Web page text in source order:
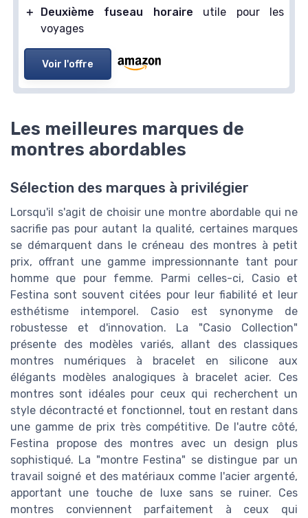
＋
Deuxième fuseau horaire utile pour les
voyages
Voir l'offre
Les meilleures marques de
montres abordables
Sélection des marques à privilégier
Lorsqu'il s'agit de choisir une montre abordable qui ne
sacrifie pas pour autant la qualité, certaines marques
se démarquent dans le créneau des montres à petit
prix, offrant une gamme impressionnante tant pour
homme que pour femme. Parmi celles-ci, Casio et
Festina sont souvent citées pour leur fiabilité et leur
esthétisme intemporel. Casio est synonyme de
robustesse et d'innovation. La "Casio Collection"
présente des modèles variés, allant des classiques
montres numériques à bracelet en silicone aux
élégants modèles analogiques à bracelet acier. Ces
montres sont idéales pour ceux qui recherchent un
style décontracté et fonctionnel, tout en restant dans
une gamme de prix très compétitive. De l'autre côté,
Festina propose des montres avec un design plus
sophistiqué. La "montre Festina" se distingue par un
travail soigné et des matériaux comme l'acier argenté,
apportant une touche de luxe sans se ruiner. Ces
montres conviennent parfaitement à ceux qui